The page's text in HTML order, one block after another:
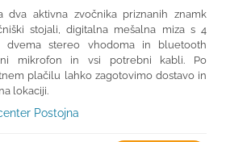
dva aktivna zvočnika priznanih znamk
stojali, digitalna mešalna miza s 4
dvema stereo vhodoma in bluetooth
mikrofon in vsi potrebni kabli. Po
plačilu lahko zagotovimo dostavo in
lokaciji.
Postojna